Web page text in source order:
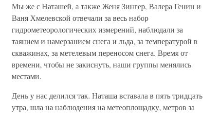
Мы же с Наташей, а также Женя Зингер, Валера Генин и
Ваня Хмелевской отвечали за весь набор
гидрометеорологических измерений, наблюдали за
таянием и намерзанием снега и льда, за температурой в
скважинах, за метелевым переносом снега. Время от
времени, чтобы не закиснуть, наши группы менялись
местами.
День у нас делился так. Наташа вставала в пять тридцать
утра, шла на наблюдения на метеоплощадку, метров за